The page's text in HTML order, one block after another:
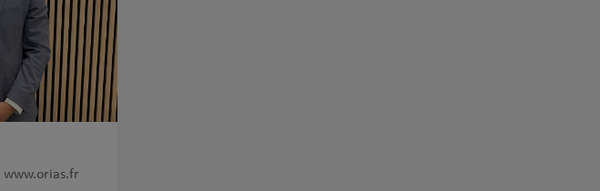
www.orias.fr